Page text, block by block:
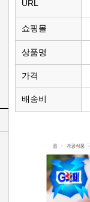
URL
쇼핑몰
상품명
가격
배송비